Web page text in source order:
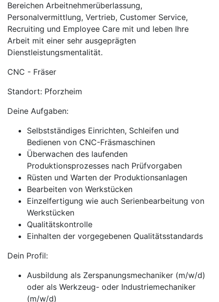
Bereichen Arbeitnehmerüberlassung,
Personalvermittlung, Vertrieb, Customer Service,
Recruiting und Employee Care mit und leben Ihre
Arbeit mit einer sehr ausgeprägten
Dienstleistungsmentalität.
CNC - Fräser
Standort: Pforzheim
Deine Aufgaben:
Selbstständiges Einrichten, Schleifen und
Bedienen von CNC-Fräsmaschinen
Überwachen des laufenden
Produktionsprozesses nach Prüfvorgaben
Rüsten und Warten der Produktionsanlagen
Bearbeiten von Werkstücken
Einzelfertigung wie auch Serienbearbeitung von
Werkstücken
Qualitätskontrolle
Einhalten der vorgegebenen Qualitätsstandards
Dein Profil:
Ausbildung als Zerspanungsmechaniker (m/w/d)
oder als Werkzeug- oder Industriemechaniker
(m/w/d)